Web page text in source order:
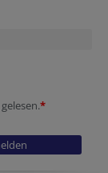
gelesen.*